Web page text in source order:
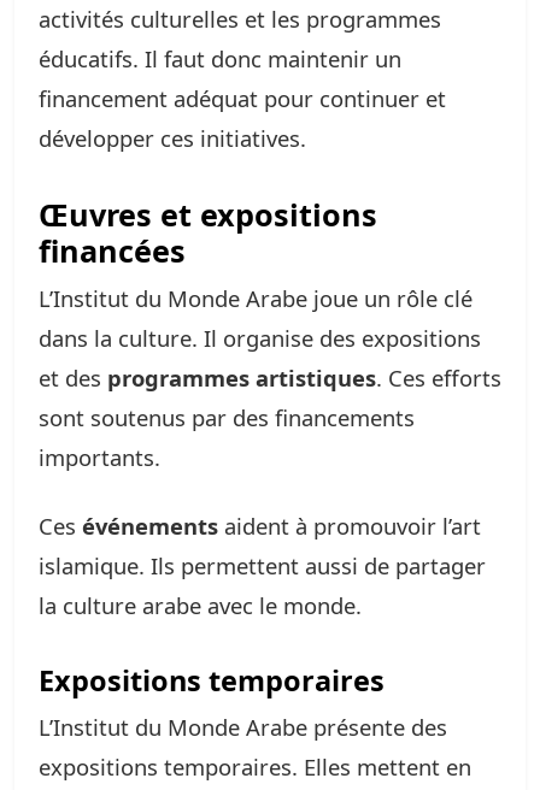
activités culturelles et les programmes
éducatifs. Il faut donc maintenir un
financement adéquat pour continuer et
développer ces initiatives.
Œuvres et expositions
financées
L’Institut du Monde Arabe joue un rôle clé
dans la culture. Il organise des expositions
et des programmes artistiques. Ces efforts
sont soutenus par des financements
importants.
Ces événements aident à promouvoir l’art
islamique. Ils permettent aussi de partager
la culture arabe avec le monde.
Expositions temporaires
L’Institut du Monde Arabe présente des
expositions temporaires. Elles mettent en